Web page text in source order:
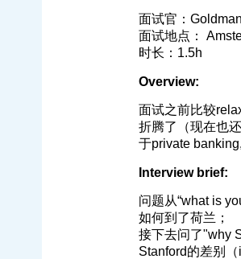
面试官：
面试地点：
时长：1.5h
Overview:
面试之前比较
折腾了（现在也
于private
Interview brief:
问题从“what is
如何到了荷兰；
接下去问了"why
Stanford的差别